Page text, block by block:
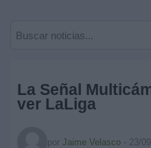
La Señal
ver LaLiga
por Jaime Velasco - 23/
Noticias